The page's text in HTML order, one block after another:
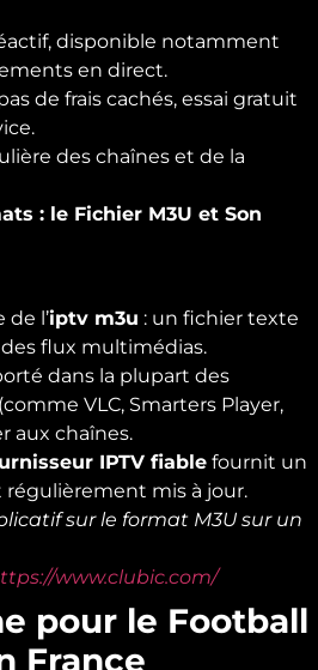
disponible notamment
en direct.
de frais cachés, essai gratuit
des chaînes et de la
: le Fichier M3U et Son
l’iptv m3u : un fichier texte
flux multimédias.
dans la plupart des
VLC, Smarters Player,
aux chaînes.
IPTV fiable fournit un
régulièrement mis à jour.
sur le format M3U sur un
www.clubic.com/
pour le Football
France